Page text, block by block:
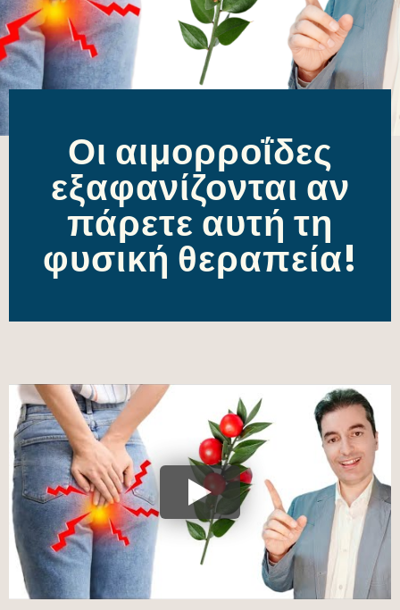
Οι αιμορροΐδες
εξαφανίζονται αν
πάρετε αυτή τη
φυσική θεραπεία!